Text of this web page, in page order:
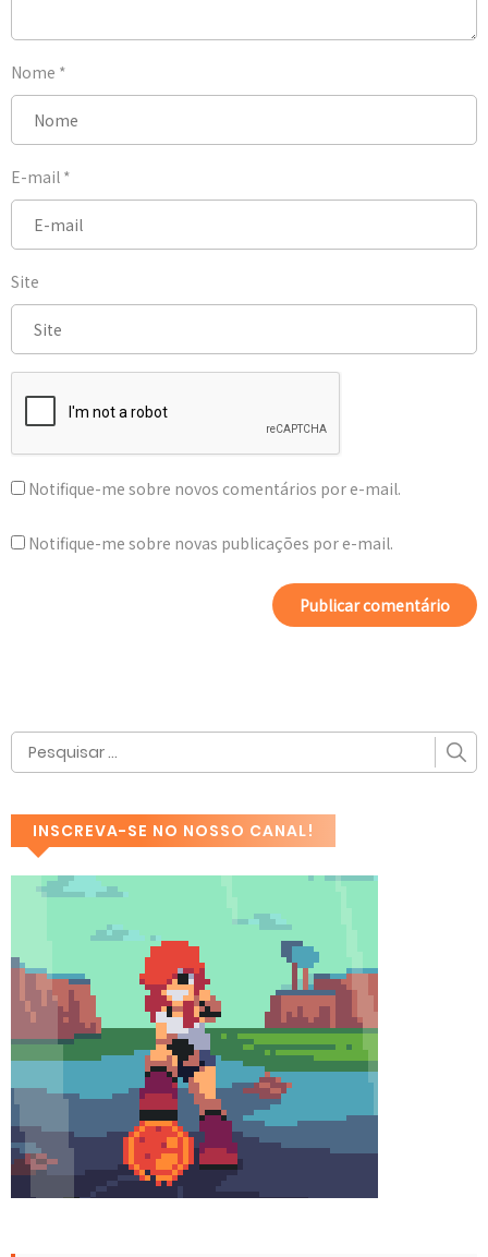
Nome *
E-mail *
Site
Notifique-me sobre novos comentários por e-mail.
Notifique-me sobre novas publicações por e-mail.
INSCREVA-SE NO NOSSO CANAL!